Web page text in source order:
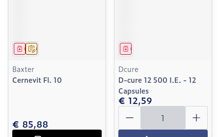
Op voorschrift
Geneesmiddel
Baxter
Cernevit Fl. 10
€ 85,88
Geneesmiddel
Dcure
D-cure 12 500 I.E. - 12
Capsules
€ 12,59
Aantal